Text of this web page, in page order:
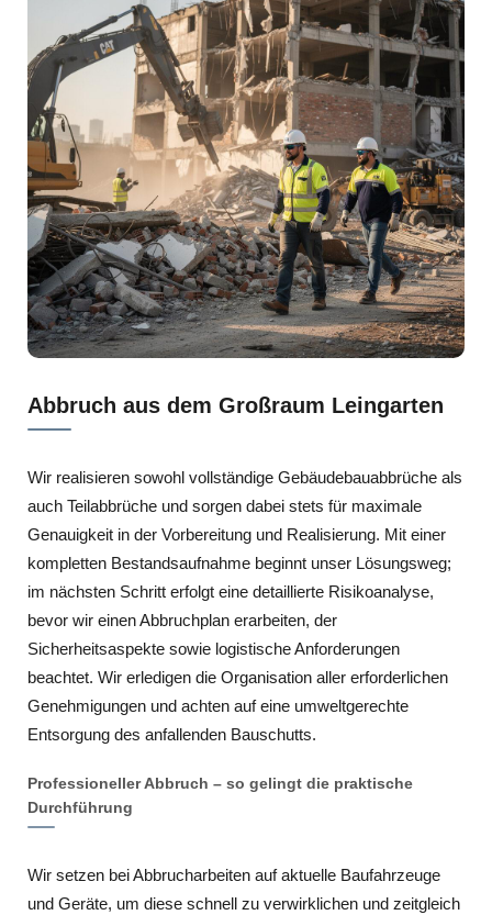
Abbruch aus dem Großraum Leingarten
Wir realisieren sowohl vollständige Gebäudebauabbrüche als
auch Teilabbrüche und sorgen dabei stets für maximale
Genauigkeit in der Vorbereitung und Realisierung. Mit einer
kompletten Bestandsaufnahme beginnt unser Lösungsweg;
im nächsten Schritt erfolgt eine detaillierte Risikoanalyse,
bevor wir einen Abbruchplan erarbeiten, der
Sicherheitsaspekte sowie logistische Anforderungen
beachtet. Wir erledigen die Organisation aller erforderlichen
Genehmigungen und achten auf eine umweltgerechte
Entsorgung des anfallenden Bauschutts.
Professioneller Abbruch – so gelingt die praktische
Durchführung
Wir setzen bei Abbrucharbeiten auf aktuelle Baufahrzeuge
und Geräte, um diese schnell zu verwirklichen und zeitgleich